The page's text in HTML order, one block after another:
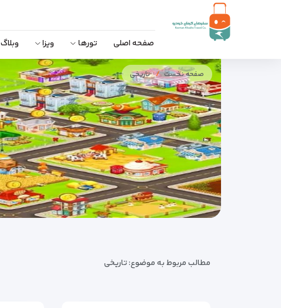
صفحه اصلی تورها ویزا وبلاگ
صفحه نخست تاریخی
مطالب مربوط به موضوع:تاریخی